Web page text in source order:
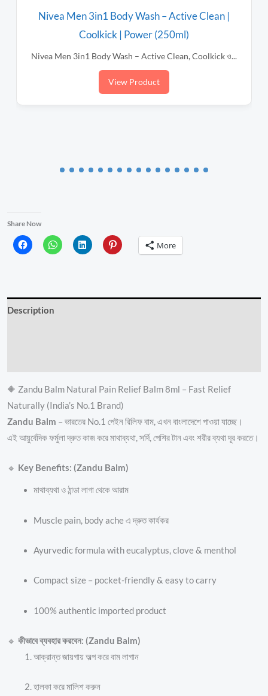
Nivea Men 3in1 Body Wash – Active Clean |
Coolkick | Power (250ml)
Nivea Men 3in1 Body Wash – Active Clean, Coolkick ও...
View Product
Share Now
More
Description
🔶 Zandu Balm Natural Pain Relief Balm 8ml – Fast Relief
Naturally (India’s No.1 Brand)
Zandu Balm – ভারতের No.1 পেইন রিলিফ বাম, এখন বাংলাদেশে পাওয়া যাচ্ছে।
এই আয়ুর্বেদিক ফর্মুলা দ্রুত কাজ করে মাথাব্যথা, সর্দি, পেশির টান এবং শরীর ব্যথা দূর করতে।
🔹 Key Benefits: (Zandu Balm)
মাথাব্যথা ও ঠান্ডা লাগা থেকে আরাম
Muscle pain, body ache এ দ্রুত কার্যকর
Ayurvedic formula with eucalyptus, clove & menthol
Compact size – pocket-friendly & easy to carry
100% authentic imported product
🔹 কীভাবে ব্যবহার করবেন: (Zandu Balm)
আক্রান্ত জায়গায় অল্প করে বাম লাগান
হালকা করে মালিশ করুন